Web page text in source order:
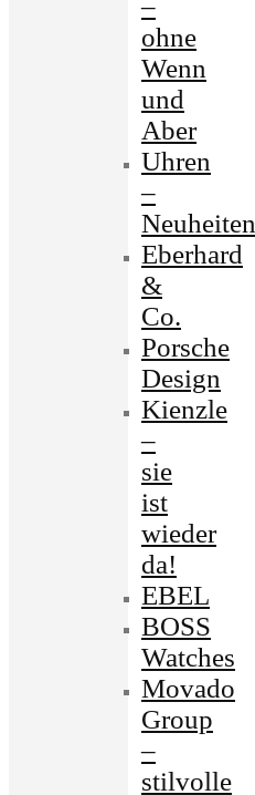
–
ohne
Wenn
und
Aber
Uhren
–
Neuheiten
Eberhard
&
Co.
Porsche
Design
Kienzle
–
sie
ist
wieder
da!
EBEL
BOSS
Watches
Movado
Group
–
stilvolle